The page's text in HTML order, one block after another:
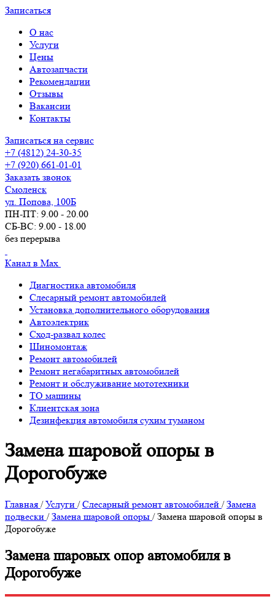
Записаться
О нас
Услуги
Цены
Автозапчасти
Рекомендации
Отзывы
Вакансии
Контакты
Записаться на сервис
+7 (4812) 24-30-35
+7 (920) 661-01-01
Заказать звонок
Смоленск
ул. Попова, 100Б
ПН-ПТ: 9.00 - 20.00
СБ-ВС: 9.00 - 18.00
без перерыва
Канал в Max
Диагностика автомобиля
Слесарный ремонт автомобилей
Установка дополнительного оборудования
Автоэлектрик
Сход-развал колес
Шиномонтаж
Ремонт автомобилей
Ремонт негабаритных автомобилей
Ремонт и обслуживание мототехники
ТО машины
Клиентская зона
Дезинфекция автомобиля сухим туманом
Замена шаровой опоры в
Дорогобуже
Главная /Услуги /Слесарный ремонт автомобилей /Замена
подвески /Замена шаровой опоры /Замена шаровой опоры в
Дорогобуже
Замена шаровых опор автомобиля в
Дорогобуже